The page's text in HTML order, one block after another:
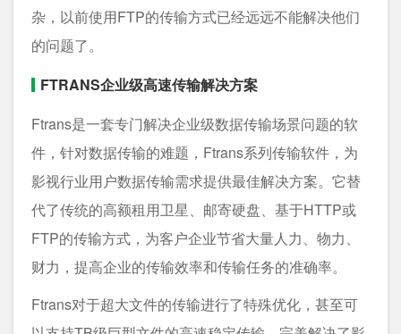
杂，以前使用FTP的传输方式已经远远不能解决他们
的问题了。
FTRANS企业级高速传输解决方案
Ftrans是一套专门解决企业级数据传输场景问题的软
件，针对数据传输的难题，Ftrans系列传输软件，为
影视行业用户数据传输需求提供最佳解决方案。它替
代了传统的高额租用卫星、邮寄硬盘、基于HTTP或
FTP的传输方式，为客户企业节省大量人力、物力、
财力，提高企业的传输效率和传输任务的准确率。
Ftrans对于超大文件的传输进行了特殊优化，甚至可